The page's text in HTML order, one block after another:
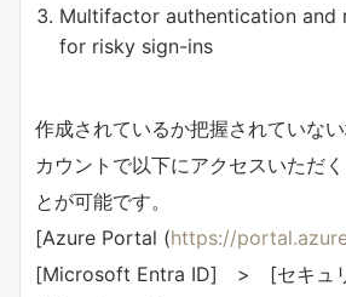
Multifactor authentication and
for risky sign-ins
作成されているか把握されていな
カウントで以下にアクセスいただ
とが可能です。
[Azure Portal (https://
[Microsoft Entra ID] > [セキ